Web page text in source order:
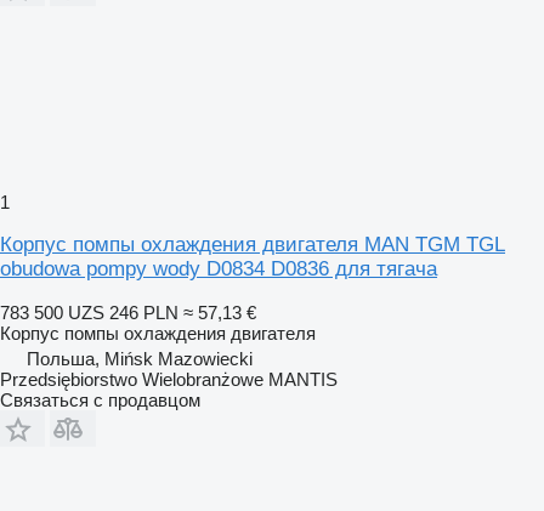
1
Корпус помпы охлаждения двигателя MAN TGM TGL
obudowa pompy wody D0834 D0836 для тягача
783 500 UZS 246 PLN ≈ 57,13 €
Корпус помпы охлаждения двигателя
Польша, Mińsk Mazowiecki
Przedsiębiorstwo Wielobranżowe MANTIS
Связаться с продавцом